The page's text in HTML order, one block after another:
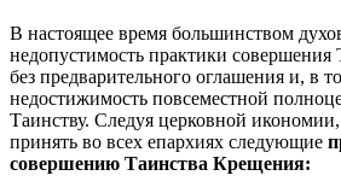
В настоящее время большинством
недопустимость практики
без предварительного оглашения и, в
недостижимость повсеместной
Таинству. Следуя церковной
принять во всех епархиях следующие
совершению Таинства Крещения: